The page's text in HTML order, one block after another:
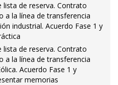
lista de reserva. Contrato
a la línea de transferencia
industrial. Acuerdo Fase 1 y
lista de reserva. Contrato
a la línea de transferencia
Acuerdo Fase 1 y
memorias